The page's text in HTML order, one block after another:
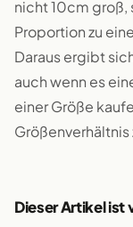
nicht 10cm groß,
Proportion zu
Daraus ergibt
auch wenn es
einer Größe
Dieser Artikel ist